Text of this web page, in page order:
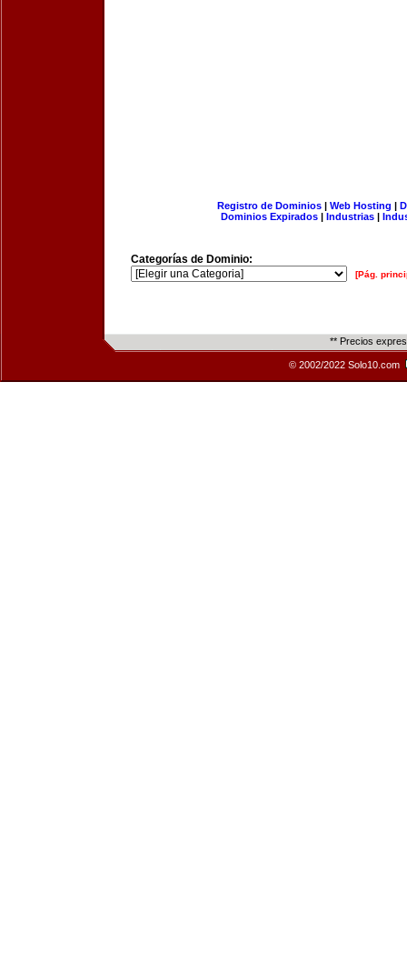
Registro de Dominios| Web Hosting |
Dominios Expirados | Industrias |
Categorías de Dominio:
[Pág.
** Precios
© 2002/2022 Solo10.com